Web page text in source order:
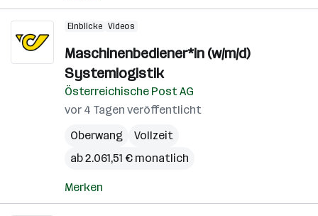
Einblicke Videos
Maschinenbediener*in (w/m/d)
Systemlogistik
Österreichische Post AG
vor 4 Tagen veröffentlicht
Oberwang
Vollzeit
ab 2.061,51 € monatlich
Merken